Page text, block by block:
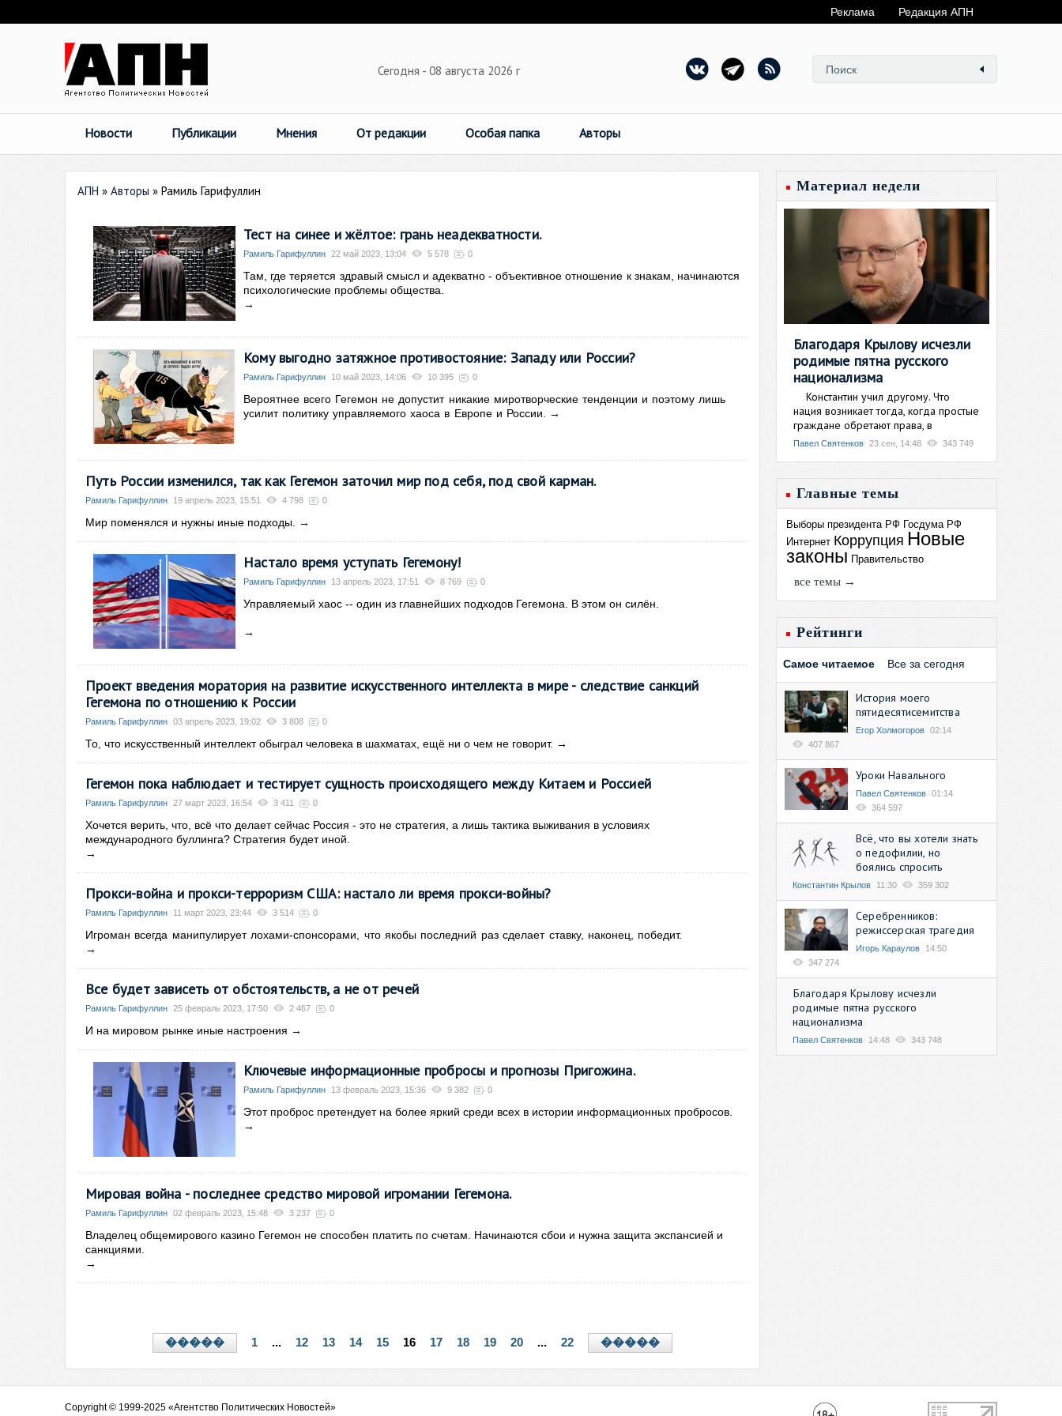
Реклама Редакция АПН
Сегодня - 08 августа 2026 г
Новости Публикации Мнения От редакции Особая папка Авторы
АПН » Авторы » Рамиль Гарифуллин
Тест на синее и жёлтое: грань неадекватности.
Рамиль Гарифуллин 22 май 2023, 13:04 5 578 0
Там, где теряется здравый смысл и адекватно - объективное отношение к знакам, начинаются
психологические проблемы общества.
→
Кому выгодно затяжное противостояние: Западу или России?
Рамиль Гарифуллин 10 май 2023, 14:06 10 395 0
Вероятнее всего Гегемон не допустит никакие миротворческие тенденции и поэтому лишь
усилит политику управляемого хаоса в Европе и России.
→
Путь России изменился, так как Гегемон заточил мир под себя, под свой карман.
Рамиль Гарифуллин 19 апрель 2023, 15:51 4 798 0
Мир поменялся и нужны иные подходы. →
Настало время уступать Гегемону!
Рамиль Гарифуллин 13 апрель 2023, 17:51 8 769 0
Управляемый хаос -- один из главнейших подходов Гегемона. В этом он силён.
→
Проект введения моратория на развитие искусственного интеллекта в мире - следствие санкций
Гегемона по отношению к России
Рамиль Гарифуллин 03 апрель 2023, 19:02 3 808 0
То, что искусственный интеллект обыграл человека в шахматах, ещё ни о чем не говорит. →
Гегемон пока наблюдает и тестирует сущность происходящего между Китаем и Россией
Рамиль Гарифуллин 27 март 2023, 16:54 3 411 0
Хочется верить, что, всё что делает сейчас Россия - это не стратегия, а лишь тактика выживания в условиях
международного буллинга? Стратегия будет иной.
→
Прокси-война и прокси-терроризм США: настало ли время прокси-войны?
Рамиль Гарифуллин 11 март 2023, 23:44 3 514 0
Игроман всегда манипулирует лохами-спонсорами, что якобы последний раз сделает ставку, наконец, победит.
→
Все будет зависеть от обстоятельств, а не от речей
Рамиль Гарифуллин 25 февраль 2023, 17:50 2 467 0
И на мировом рынке иные настроения →
Ключевые информационные пробросы и прогнозы Пригожина.
Рамиль Гарифуллин 13 февраль 2023, 15:36 9 382 0
Этот проброс претендует на более яркий среди всех в истории информационных пробросов.
→
Мировая война - последнее средство мировой игромании Гегемона.
Рамиль Гарифуллин 02 февраль 2023, 15:48 3 237 0
Владелец общемирового казино Гегемон не способен платить по счетам. Начинаются сбои и нужна защита экспансией и
санкциями.
→
����� 1 ... 12 13 14 15 16 17 18 19 20 ... 22 �����
Материал недели
Благодаря Крылову исчезли
родимые пятна русского
национализма
Константин учил другому. Что
нация возникает тогда, когда простые
граждане обретают права, в
Павел Святенков 23 сен, 14:48 343 749
Главные темы
Выборы президента РФ Госдума РФ
Интернет Коррупция Новые
законы Правительство
все темы →
Рейтинги
Самое читаемое Все за сегодня
История моего
пятидесятисемитства
Егор Холмогоров 02:14
407 867
Уроки Навального
Павел Святенков 01:14
364 597
Всё, что вы хотели знать
о педофилии, но
боялись спросить
Константин Крылов 11:30 359 302
Серебренников:
режиссерская трагедия
Игорь Караулов
14:50
347 274
Благодаря Крылову исчезли
родимые пятна русского
национализма
Павел Святенков 14:48 343 748
Copyright © 1999-2025 «Агентство Политических Новостей»